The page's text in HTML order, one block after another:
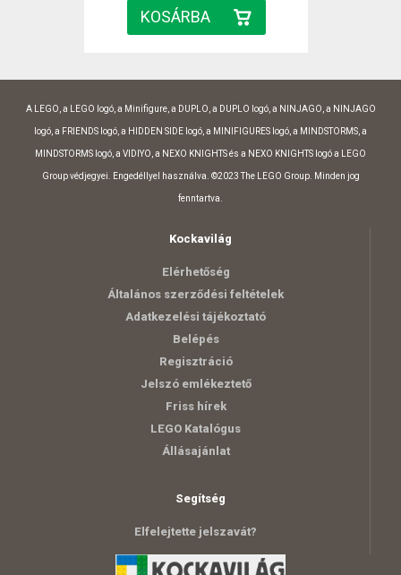
A LEGO, a LEGO logó, a Minifigure, a DUPLO, a DUPLO logó, a NINJAGO, a NINJAGO
logó, a FRIENDS logó, a HIDDEN SIDE logó, a MINIFIGURES logó, a MINDSTORMS, a
MINDSTORMS logó, a VIDIYO, a NEXO KNIGHTS és a NEXO KNIGHTS logó a LEGO
Group védjegyei. Engedéllyel használva. ©2023 The LEGO Group. Minden jog
fenntartva.
Kockavilág
Elérhetőség
Általános szerződési feltételek
Adatkezelési tájékoztató
Belépés
Regisztráció
Jelszó emlékeztető
Friss hírek
LEGO Katalógus
Állásajánlat
Segítség
Elfelejtette jelszavát?